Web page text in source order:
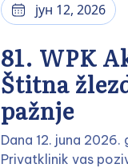
јун 12, 2026
81. WPK
Štitna
pažnje
Dana 12. juna 2026.
Privatklinik vas